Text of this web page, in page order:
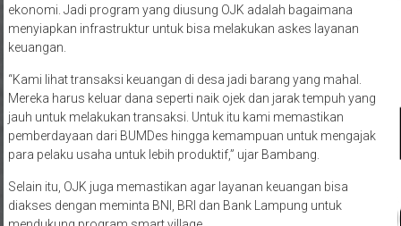
ekonomi. Jadi program yang diusung OJK adalah bagaimana
menyiapkan infrastruktur untuk bisa melakukan askes layanan
keuangan.
“Kami lihat transaksi keuangan di desa jadi barang yang mahal.
Mereka harus keluar dana seperti naik ojek dan jarak tempuh yang
jauh untuk melakukan transaksi. Untuk itu kami memastikan
pemberdayaan dari BUMDes hingga kemampuan untuk mengajak
para pelaku usaha untuk lebih produktif,” ujar Bambang.
Selain itu, OJK juga memastikan agar layanan keuangan bisa
diakses dengan meminta BNI, BRI dan Bank Lampung untuk